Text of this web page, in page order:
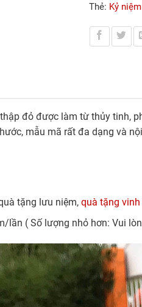
Thẻ: Kỷ
đỏ được làm từ thủy tinh,
mẫu mã rất đa dạng và
tặng lưu niệm, quà tặng vinh
lần ( Số lượng nhỏ hơn: Vui